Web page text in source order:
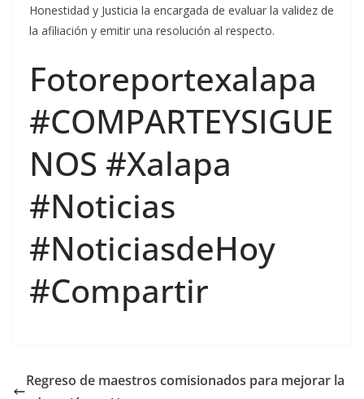
Honestidad y Justicia la encargada de evaluar la validez de
la afiliación y emitir una resolución al respecto.
Fotoreportexalapa
#COMPARTEYSIGUE
NOS #Xalapa
#Noticias
#NoticiasdeHoy
#Compartir
Regreso de maestros comisionados para mejorar la